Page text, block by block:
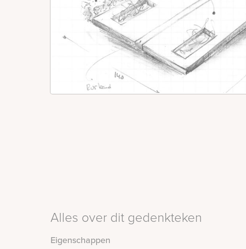
Alles over dit gedenkteken
Eigenschappen